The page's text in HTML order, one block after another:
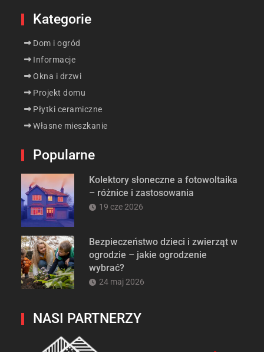
Kategorie
Dom i ogród
Informacje
Okna i drzwi
Projekt domu
Płytki ceramiczne
Własne mieszkanie
Popularne
Kolektory słoneczne a fotowoltaika
– różnice i zastosowania
19 cze 2026
Bezpieczeństwo dzieci i zwierząt w
ogrodzie – jakie ogrodzenie
wybrać?
24 maj 2026
NASI PARTNERZY